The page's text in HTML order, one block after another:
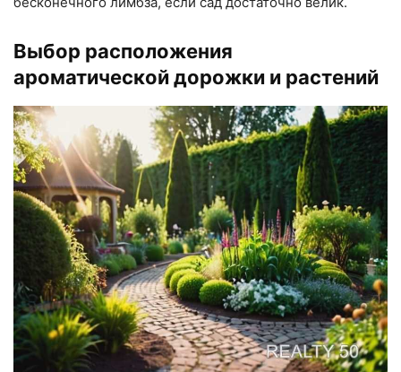
Выбор расположения
ароматической дорожки и растений